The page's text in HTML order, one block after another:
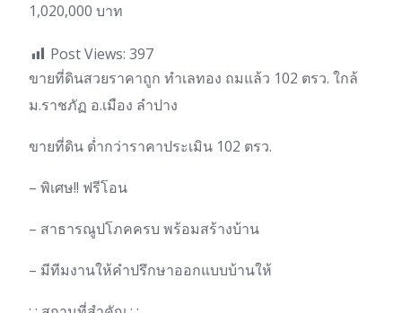
1,020,000 บาท
Post Views: 397
ขายที่ดินสวยราคาถูก ทำเลทอง ถมแล้ว 102 ตรว. ใกล้
ม.ราชภัฏ อ.เมือง ลำปาง
ขายที่ดิน ต่ำกว่าราคาประเมิน 102 ตรว.
– พิเศษ!! ฟรีโอน
– สาธารณูปโภคครบ พร้อมสร้างบ้าน
– มีทีมงานให้คำปรึกษาออกแบบบ้านให้